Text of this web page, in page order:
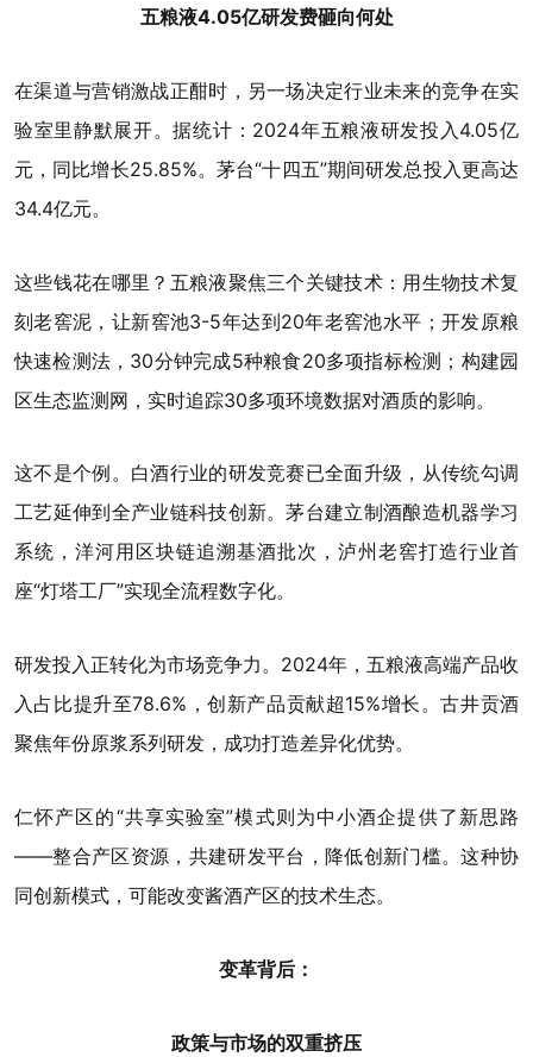
五粮液4.05亿研发费砸向何处
在渠道与营销激战正酣时，另一场决定行业未来的竞争在实
验室里静默展开。据统计：2024年五粮液研发投入4.05亿
元，同比增长25.85%。茅台“十四五”期间研发总投入更高达
34.4亿元。
这些钱花在哪里？五粮液聚焦三个关键技术：用生物技术复
刻老窖泥，让新窖池3-5年达到20年老窖池水平；开发原粮
快速检测法，30分钟完成5种粮食20多项指标检测；构建园
区生态监测网，实时追踪30多项环境数据对酒质的影响。
这不是个例。白酒行业的研发竞赛已全面升级，从传统勾调
工艺延伸到全产业链科技创新。茅台建立制酒酿造机器学习
系统，洋河用区块链追溯基酒批次，泸州老窖打造行业首
座“灯塔工厂”实现全流程数字化。
研发投入正转化为市场竞争力。2024年，五粮液高端产品收
入占比提升至78.6%，创新产品贡献超15%增长。古井贡酒
聚焦年份原浆系列研发，成功打造差异化优势。
仁怀产区的“共享实验室”模式则为中小酒企提供了新思路
——整合产区资源，共建研发平台，降低创新门槛。这种协
同创新模式，可能改变酱酒产区的技术生态。
变革背后：
政策与市场的双重挤压